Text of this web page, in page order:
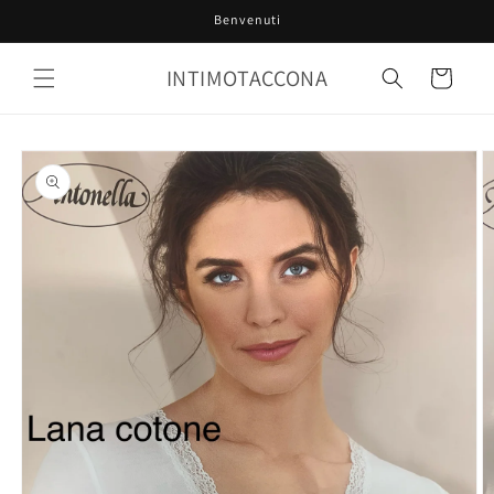
ai contenuti
Benvenuti
INTIMOTACCONA Carrello
Passa alle
informazioni
sul prodotto